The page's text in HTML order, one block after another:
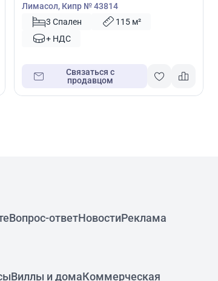
Лимасол, Кипр № 43814
3 Спален
115 м²
+ НДС
Связаться с
продавцом
Вопрос-ответНовостиРеклама
Виллы и домаКоммерческая